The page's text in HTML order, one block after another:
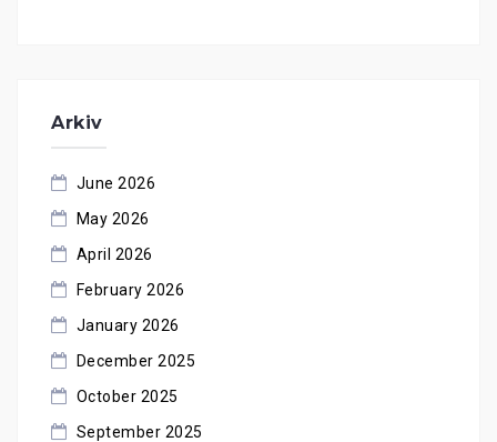
Arkiv
June 2026
May 2026
April 2026
February 2026
January 2026
December 2025
October 2025
September 2025